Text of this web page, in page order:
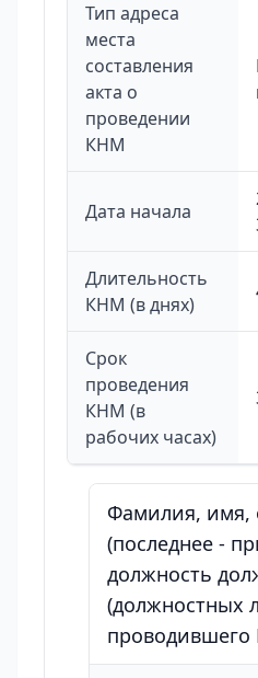
Тип адреса
места
составления
акта о
проведении
КНМ
Дата начала
Длительность
КНМ (в днях)
Срок
проведения
КНМ (в
рабочих часах)
Фамилия, имя,
(последнее -
должность
(должностных